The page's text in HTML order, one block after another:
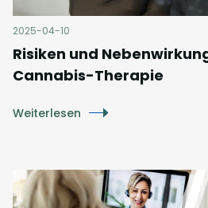
2025-04-10
Risiken und
Cannabis-Therapie
Weiterlesen